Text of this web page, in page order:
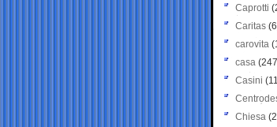
Caprotti
Caritas
carovita
casa
Casini
Chiesa